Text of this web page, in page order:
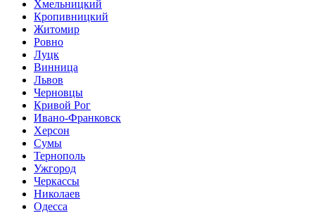
Хмельницкий
Кропивницкий
Житомир
Ровно
Луцк
Винница
Львов
Черновцы
Кривой Рог
Ивано-Франковск
Херсон
Сумы
Тернополь
Ужгород
Черкассы
Николаев
Одесса